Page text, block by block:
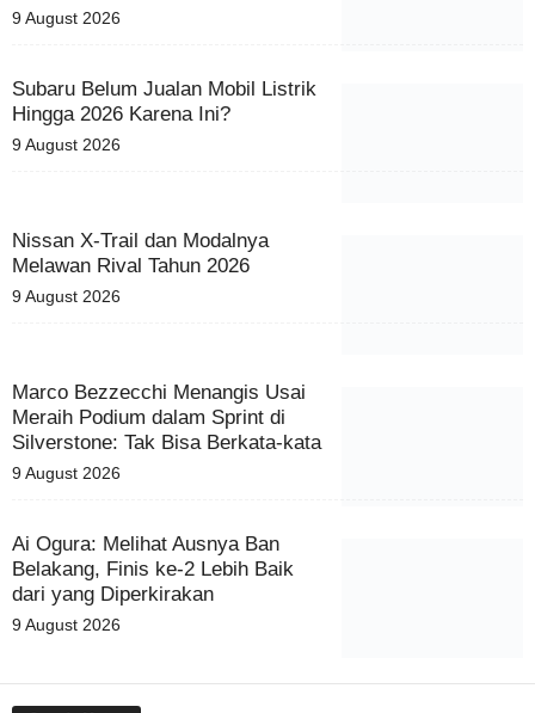
9 August 2026
Subaru Belum Jualan Mobil Listrik
Hingga 2026 Karena Ini?
9 August 2026
Nissan X-Trail dan Modalnya
Melawan Rival Tahun 2026
9 August 2026
Marco Bezzecchi Menangis Usai
Meraih Podium dalam Sprint di
Silverstone: Tak Bisa Berkata-kata
9 August 2026
Ai Ogura: Melihat Ausnya Ban
Belakang, Finis ke-2 Lebih Baik
dari yang Diperkirakan
9 August 2026